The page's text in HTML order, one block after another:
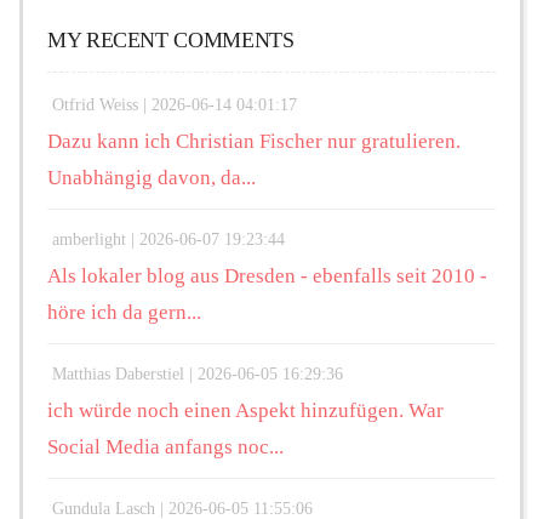
MY RECENT COMMENTS
Otfrid Weiss | 2026-06-14 04:01:17
Dazu kann ich Christian Fischer nur gratulieren.
Unabhängig davon, da...
amberlight | 2026-06-07 19:23:44
Als lokaler blog aus Dresden - ebenfalls seit 2010 -
höre ich da gern...
Matthias Daberstiel | 2026-06-05 16:29:36
ich würde noch einen Aspekt hinzufügen. War
Social Media anfangs noc...
Gundula Lasch | 2026-06-05 11:55:06